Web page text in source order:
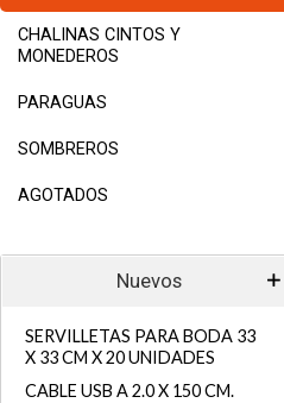
CHALINAS CINTOS Y
MONEDEROS
PARAGUAS
SOMBREROS
AGOTADOS
Nuevos
SERVILLETAS PARA BODA 33
X 33 CM X 20 UNIDADES
CABLE USB A 2.0 X 150 CM.